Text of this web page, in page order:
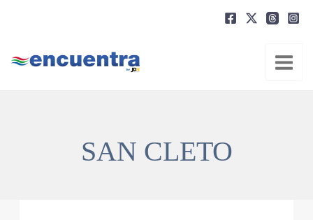
SAN CLETO